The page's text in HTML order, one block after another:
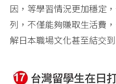
因，等學習情況更加穩定
列，不僅能夠賺取生活費
解日本職場文化甚至結交